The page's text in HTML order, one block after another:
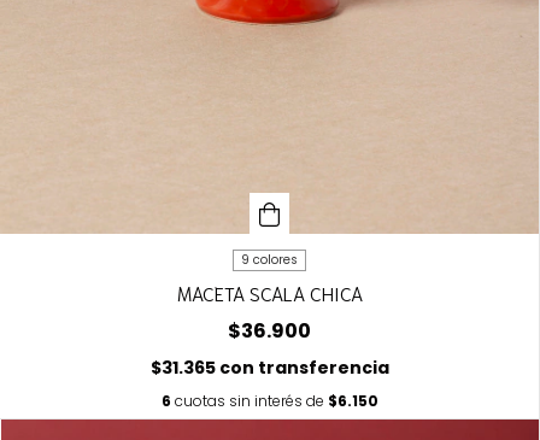
9 colores
MACETA SCALA CHICA
$36.900
$31.365 con transferencia
6 cuotas sin interés de $6.150